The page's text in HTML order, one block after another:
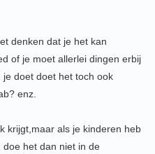
denken dat je het kan
of je moet allerlei dingen erbij
doet doet het toch ook
enz.
krijgt,maar als je kinderen heb
het dan niet in de